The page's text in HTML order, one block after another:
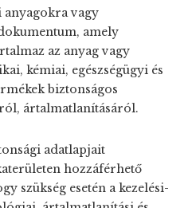
anyagokra vagy
amely
az anyag vagy
kémiai, egészségügyi és
biztonságos
ártalmatlanításáról.
adatlapjait
hozzáférhető
szükség esetén a kezelési-